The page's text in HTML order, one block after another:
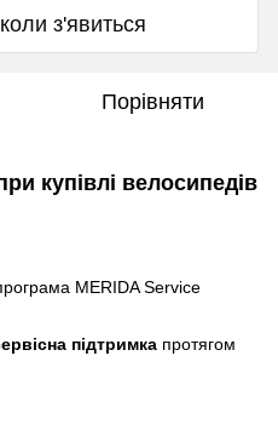
з'явиться
Порівняти
купівлі велосипедів
MERIDA Service
підтримка протягом